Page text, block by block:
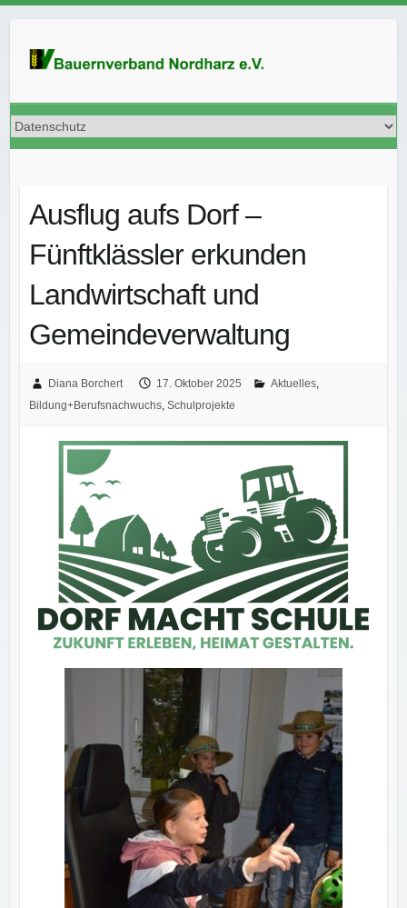
Ausflug aufs Dorf –
Fünftklässler erkunden
Landwirtschaft und
Gemeindeverwaltung
Diana Borchert 17. Oktober 2025 Aktuelles,
Bildung+Berufsnachwuchs, Schulprojekte